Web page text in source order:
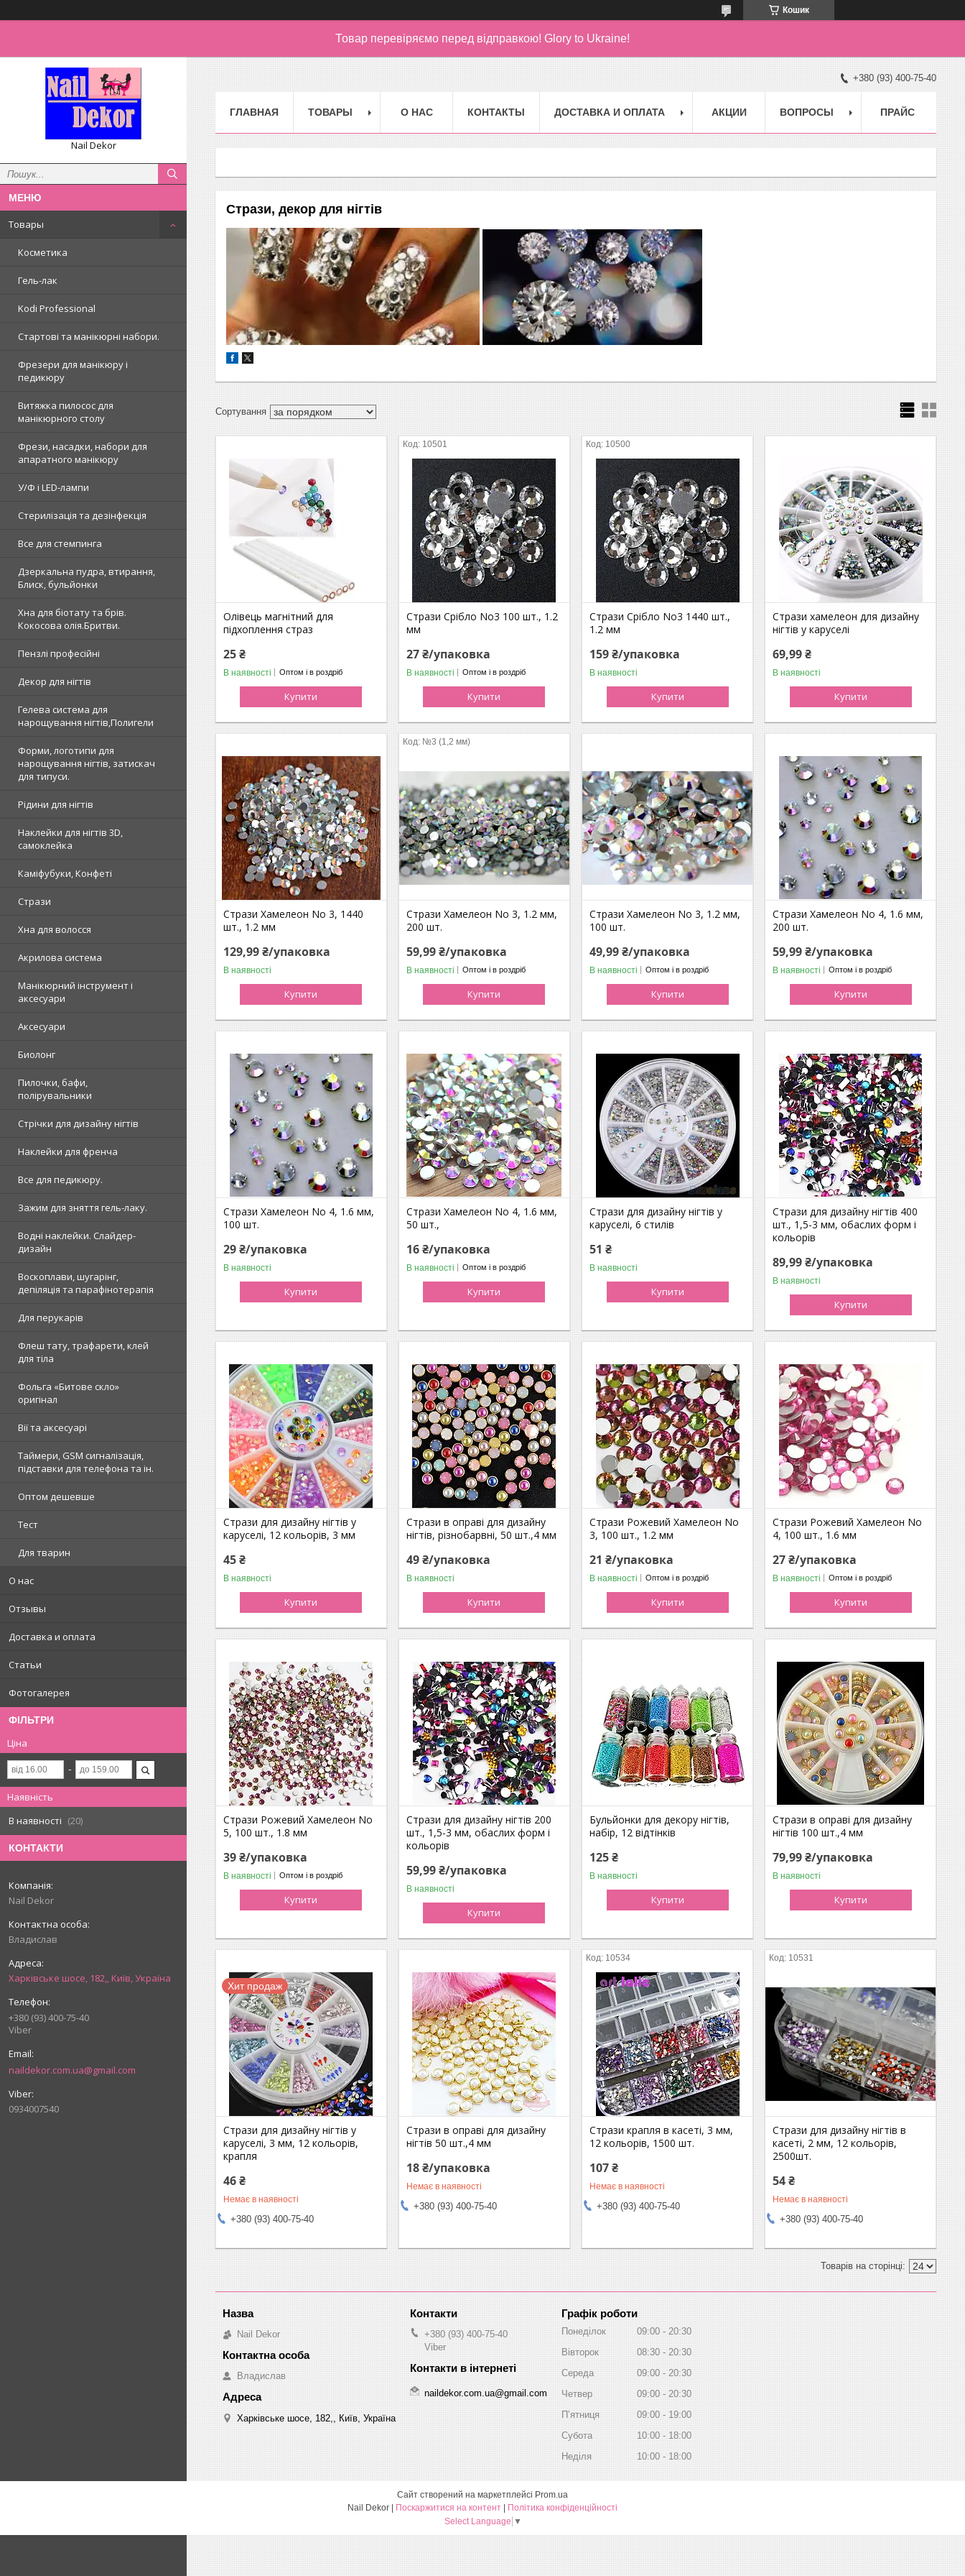
Кошик
Товар перевіряємо перед відправкою! Glory to Ukraine!
Nail Dekor
Товары
Косметика
Гель-лак
Kodi Professional
Стартові та манікюрні набори.
Фрезери для манікюру і
педикюру
Витяжка пилосос для
манікюрного столу
Фрези, насадки, набори для
апаратного манікюру
У/Ф і LED-лампи
Стерилізація та дезінфекція
Все для стемпинга
Дзеркальна пудра, втирання,
Блиск, бульйонки
Хна для біотату та брів.
Кокосова олія.Бритви.
Пензлі професійні
Декор для нігтів
Гелева система для
нарощування нігтів,Полигели
Форми, логотипи для
нарощування нігтів, затискач
для типуси.
Рідини для нігтів
Наклейки для нігтів 3D,
самоклейка
Каміфубуки, Конфеті
Стрази
Хна для волосся
Акрилова система
Манікюрний інструмент і
аксесуари
Аксесуари
Биолонг
Пилочки, бафи,
полірувальники
Стрічки для дизайну нігтів
Наклейки для френча
Все для педикюру.
Зажим для зняття гель-лаку.
Водні наклейки. Слайдер-
дизайн
Воскоплави, шугарінг,
депіляція та парафінотерапія
Для перукарів
Флеш тату, трафарети, клей
для тіла
Фольга «Битове скло»
оригінал
Вії та аксесуарі
Таймери, GSM сигналізація,
підставки для телефона та ін.
Оптом дешевше
Тест
Для тварин
О нас
Отзывы
Доставка и оплата
Статьи
Фотогалерея
ФІЛЬТРИ
Ціна
Наявність
В наявності
20
КОНТАКТИ
Nail Dekor
Владислав
Харківське шосе, 182,, Київ, Україна
+380 (93) 400-75-40
Viber
naildekor.com.ua@gmail.com
0934007540
+380 (93) 400-75-40
ГЛАВНАЯ ТОВАРЫ О НАС КОНТАКТЫ ДОСТАВКА И ОПЛАТА АКЦИИ ВОПРОСЫ ПРАЙС
Стрази, декор для нігтів
Олівець магнітний для
підхоплення страз
25 ₴
В наявності Оптом і в роздріб
Купити
10501
Стрази Срібло No3 100 шт., 1.2
мм
27 ₴/упаковка
В наявності Оптом і в роздріб
Купити
10500
Стрази Срібло No3 1440 шт.,
1.2 мм
159 ₴/упаковка
В наявності
Купити
Стрази хамелеон для дизайну
нігтів у каруселі
69,99 ₴
В наявності
Купити
Стрази Хамелеон No 3, 1440
шт., 1.2 мм
129,99 ₴/упаковка
В наявності
Купити
№3 (1,2 мм)
Стрази Хамелеон No 3, 1.2 мм,
200 шт.
59,99 ₴/упаковка
В наявності Оптом і в роздріб
Купити
Стрази Хамелеон No 3, 1.2 мм,
100 шт.
49,99 ₴/упаковка
В наявності Оптом і в роздріб
Купити
Стрази Хамелеон No 4, 1.6 мм,
200 шт.
59,99 ₴/упаковка
В наявності Оптом і в роздріб
Купити
Стрази Хамелеон No 4, 1.6 мм,
100 шт.
29 ₴/упаковка
В наявності
Купити
Стрази Хамелеон No 4, 1.6 мм,
50 шт.,
16 ₴/упаковка
В наявності Оптом і в роздріб
Купити
Стрази для дизайну нігтів у
каруселі, 6 стилів
51 ₴
В наявності
Купити
Стрази для дизайну нігтів 400
шт., 1,5-3 мм, обаслих форм і
кольорів
89,99 ₴/упаковка
В наявності
Купити
Стрази для дизайну нігтів у
каруселі, 12 кольорів, 3 мм
45 ₴
В наявності
Купити
Стрази в оправі для дизайну
нігтів, різнобарвні, 50 шт.,4 мм
49 ₴/упаковка
В наявності
Купити
Стрази Рожевий Хамелеон No
3, 100 шт., 1.2 мм
21 ₴/упаковка
В наявності Оптом і в роздріб
Купити
Стрази Рожевий Хамелеон No
4, 100 шт., 1.6 мм
27 ₴/упаковка
В наявності Оптом і в роздріб
Купити
Стрази Рожевий Хамелеон No
5, 100 шт., 1.8 мм
39 ₴/упаковка
В наявності Оптом і в роздріб
Купити
Стрази для дизайну нігтів 200
шт., 1,5-3 мм, обаслих форм і
кольорів
59,99 ₴/упаковка
В наявності
Купити
Бульйонки для декору нігтів,
набір, 12 відтінків
125 ₴
В наявності
Купити
Стрази в оправі для дизайну
нігтів 100 шт.,4 мм
79,99 ₴/упаковка
В наявності
Купити
Хит продаж
Стрази для дизайну нігтів у
каруселі, 3 мм, 12 кольорів,
крапля
46 ₴
Немає в наявності
+380 (93) 400-75-40
Стрази в оправі для дизайну
нігтів 50 шт.,4 мм
18 ₴/упаковка
Немає в наявності
+380 (93) 400-75-40
10534
Стрази крапля в касеті, 3 мм,
12 кольорів, 1500 шт.
107 ₴
Немає в наявності
+380 (93) 400-75-40
10531
Стрази для дизайну нігтів в
касеті, 2 мм, 12 кольорів,
2500шт.
54 ₴
Немає в наявності
+380 (93) 400-75-40
Nail Dekor
Владислав
Харківське шосе, 182,, Київ, Україна
+380 (93) 400-75-40
Viber
naildekor.com.ua@gmail.com
Графік роботи
Понеділок 09:00
20:30
Вівторок
08:30
20:30
Середа
09:00
20:30
Четвер
09:00
20:30
Пʼятниця
09:00
19:00
Субота
10:00
18:00
Неділя
10:00 18:00
Сайт створений на маркетплейсі Prom.ua
Поскаржитися на контент
Політика конфіденційності
Select Language ▼